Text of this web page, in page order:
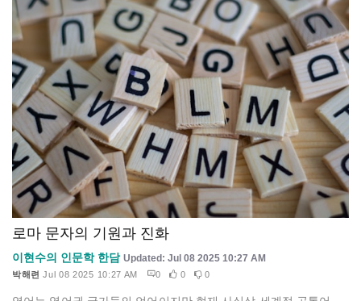
로마 문자의 기원과 진화
이현수의 인문학 한담 Updated: Jul 08 2025 10:27 AM
박해련 Jul 08 2025 10:27 AM 0 0 0